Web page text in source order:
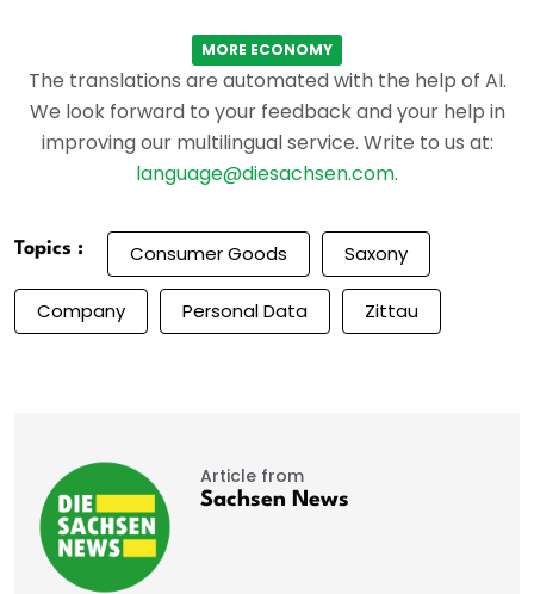
MORE ECONOMY
The translations are automated with the help of AI.
We look forward to your feedback and your help in
improving our multilingual service. Write to us at:
language@diesachsen.com.
Topics : Consumer Goods Saxony
Company Personal Data Zittau
Article from
Sachsen News